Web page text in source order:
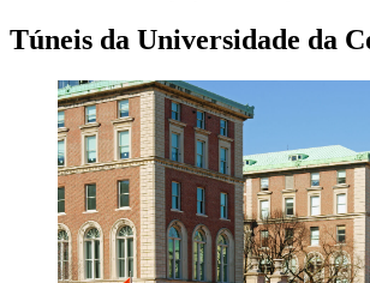
Túneis da Universidade da